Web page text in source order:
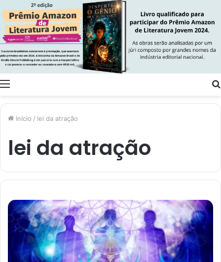
Menu
Início / lei da atração
lei da atração